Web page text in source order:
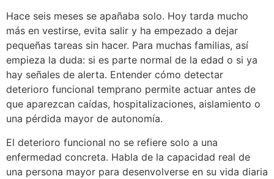
Hace seis meses se apañaba solo. Hoy tarda mucho
más en vestirse, evita salir y ha empezado a dejar
pequeñas tareas sin hacer. Para muchas familias, así
empieza la duda: si es parte normal de la edad o si ya
hay señales de alerta. Entender cómo detectar
deterioro funcional temprano permite actuar antes de
que aparezcan caídas, hospitalizaciones, aislamiento o
una pérdida mayor de autonomía.
El deterioro funcional no se refiere solo a una
enfermedad concreta. Habla de la capacidad real de
una persona mayor para desenvolverse en su vida diaria